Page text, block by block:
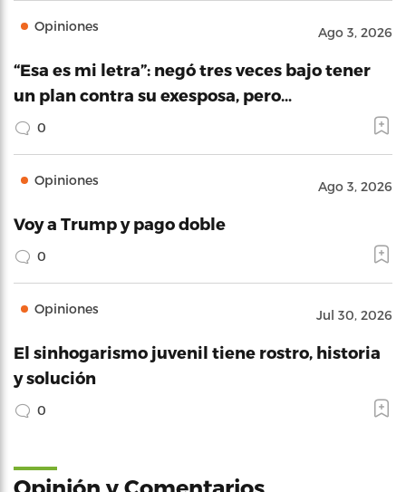
Opiniones Ago 3, 2026
“Esa es mi letra”: negó tres veces bajo tener
un plan contra su exesposa, pero…
0
Opiniones Ago 3, 2026
Voy a Trump y pago doble
0
Opiniones Jul 30, 2026
El sinhogarismo juvenil tiene rostro, historia
y solución
0